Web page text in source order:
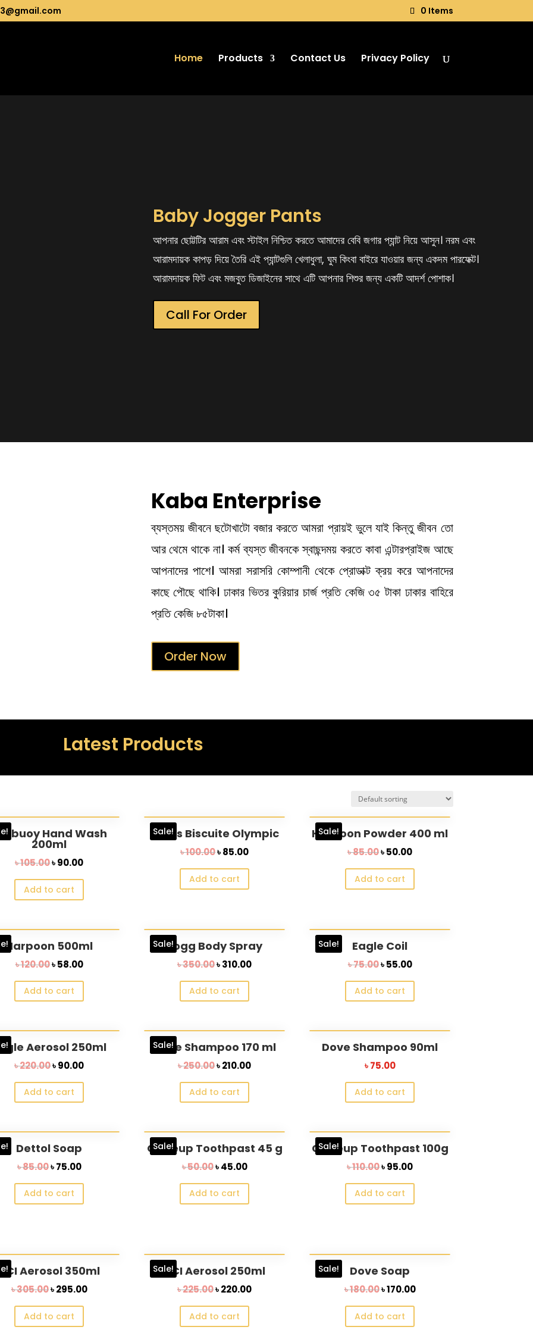
0 Items
Home Products Contact Us Privacy Policy
Baby Jogger Pants
আপনার ছোট্টটির আরাম এবং স্টাইল নিশ্চিত করতে আমাদের বেবি জগার প্যান্ট নিয়ে আসুন। নরম এবং
আরামদায়ক কাপড় দিয়ে তৈরি এই প্যান্টগুলি খেলাধুলা, ঘুম কিংবা বাইরে যাওয়ার জন্য একদম পারফেক্ট।
আরামদায়ক ফিট এবং মজবুত ডিজাইনের সাথে এটি আপনার শিশুর জন্য একটি আদর্শ পোশাক।
Call For Order
Kaba Enterprise
ব্যস্তময় জীবনে ছটোখাটো বজারকরতে আমরা প্রায়ই ভুলে যাইকিন্তু জীবন তো
আর থেমে থাকে না। কর্ম ব্যস্ত জীবনকে স্বাছন্দময় করতে কাবা এন্টারপ্রাইজ আছে
আপনাদের পাশে। আমরা সরাসরি কোম্পানী থেকে প্রোডাক্ট ক্রয় করে আপনাদের
কাছে পৌছে থাকি। ঢাকার ভিতর কুরিয়ার চার্জ প্রতি কেজি ৩৫ টাকা ঢাকার বাহিরে
প্রতি কেজি ৮৫টাকা।
Order Now
Latest Products
Hand Wash
200ml
৳105.00Original
price
was:
৳90.00Current
price
Add to cart
Sale!
Lexus Biscuite Olympic
৳100.00Original
price
was:
৳85.00Current
price
Add to cart
Sale!
Harpoon Powder 400 ml
৳85.00Original
price
was:
৳50.00Current
price
Add to cart
Harpoon 500ml
৳120.00Original
price
was:
৳58.00Current
price
Add to cart
Sale!Fogg Body Spray
৳350.00Original
price
was:
৳310.00Current
Add to cart
Sale! Eagle Coil
৳75.00Original
price
was:
৳55.00Current
price
Add to cart
Aerosol 250ml
৳220.00Original
price
was:
৳90.00Current
price
Add to cart
Sale!
Dove Shampoo 170 ml
৳250.00Original
price
was:
৳210.00Current
Add to cart
Dove Shampoo 90ml
৳75.00
Add to cart
Dettol Soap
৳85.00Original
price
was:
৳75.00Current
price
Add to cart
Sale!
Closeup Toothpast 45 g
৳50.00Original
price
was:
৳45.00Current
price
Add to cart
Sale!
Closeup Toothpast 100g
৳110.00Original
price
was:
৳95.00Current
price
Add to cart
Aerosol 350ml
৳305.00Original
price
was:
৳295.00Current
Add to cart
Sale!ACI Aerosol 250ml
৳225.00Original
price
was:
৳220.00Current
Add to cart
Sale! Dove Soap
৳180.00Original
price
was:
৳170.00Current
Add to cart